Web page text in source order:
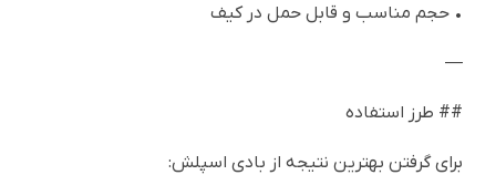
• حجم مناسب و قابل حمل در کیف
—
## طرز استفاده
برای گرفتن بهترین نتیجه از بادی اسپلش: